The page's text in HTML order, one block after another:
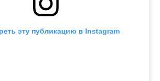
эту публикацию в Instagram